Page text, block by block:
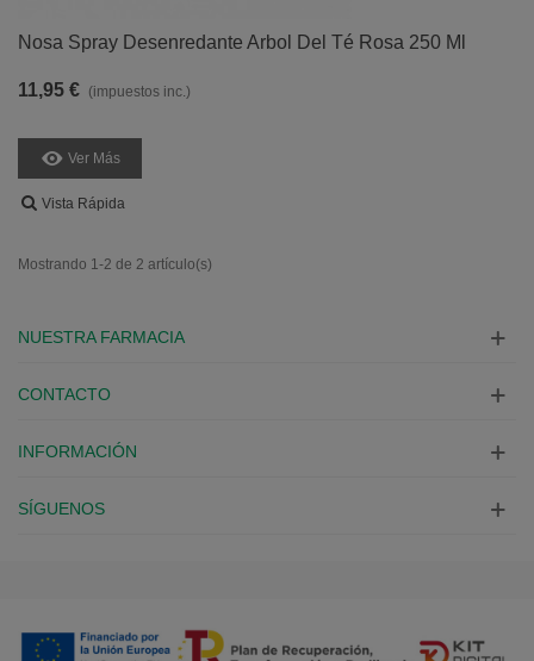
Nosa Spray Desenredante Arbol Del Té Rosa 250 Ml
11,95 € (impuestos inc.)
Ver Más
Vista Rápida
Mostrando 1-2 de 2 artículo(s)
NUESTRA FARMACIA
CONTACTO
INFORMACIÓN
SÍGUENOS